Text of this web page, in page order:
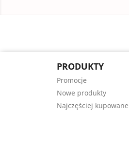
PRODUKTY
Promocje
Nowe produkty
Najczęściej kupowane